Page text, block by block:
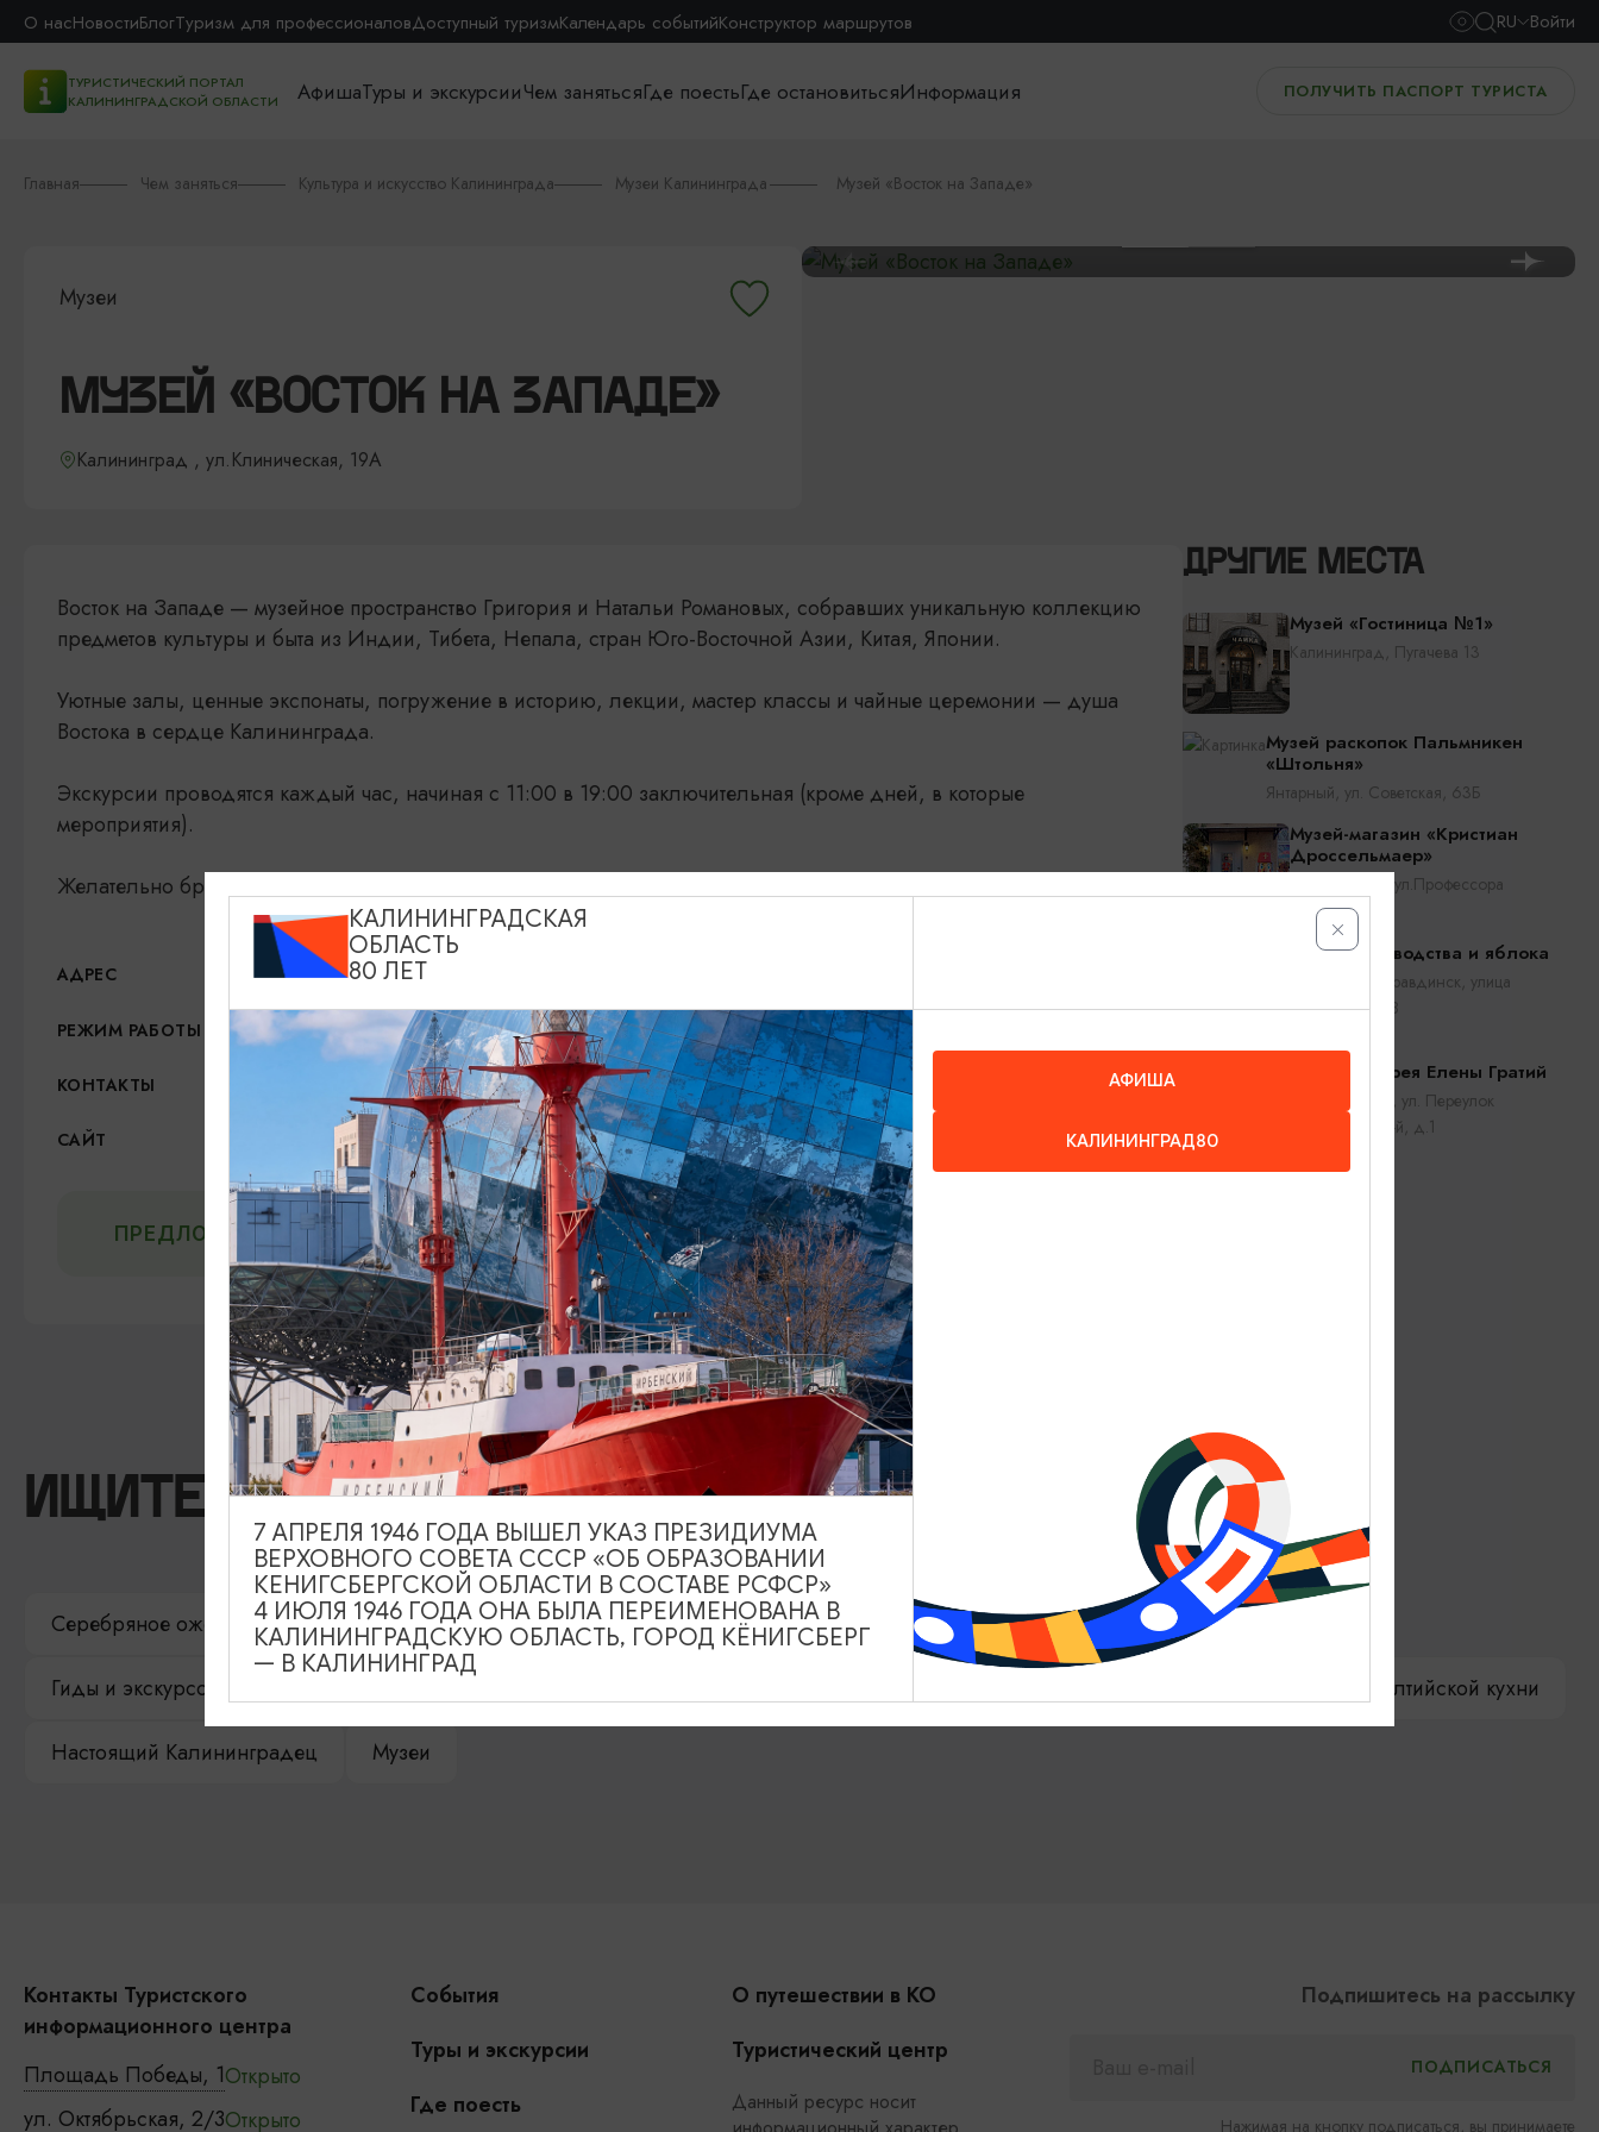
О насНовостиБлогТуризм для профессионаловДоступный туризмКалендарь событийКонструктор маршрутов RU Войти
ТУРИСТИЧЕСКИЙ ПОРТАЛ
КАЛИНИНГРАДСКОЙ ОБЛАСТИ
АфишаТуры и экскурсииЧем занятьсяГде поестьГде остановитьсяИнформация ПОЛУЧИТЬ ПАСПОРТ ТУРИСТА
Главная Чем заняться Культура и искусство Калининграда Музеи Калининграда Музей «Восток на Западе»
Музеи
МУЗЕЙ «ВОСТОК НА ЗАПАДЕ»
Калининград , ул.Клиническая, 19А
Восток на Западе — музейное пространство Григория и Натальи Романовых, собравших уникальную коллекцию
предметов культуры и быта из Индии, Тибета, Непала, стран Юго-Восточной Азии, Китая, Японии.
Уютные залы, ценные экспонаты, погружение в историю, лекции, мастер классы и чайные церемонии — душа
Востока в сердце Калининграда.
Экскурсии проводятся каждый час, начиная с 11:00 в 19:00 заключительная (кроме дней, в которые
мероприятия).
Желательно бронировать по телефону заранее +7 931 616 08 88
АДРЕС ул.Клиническая, 19А,
РЕЖИМ РАБОТЫ Пн, ср-Вскр: 11:00-19:00 Вторник - выходной
КОНТАКТЫ +7 (931) 616-08-88
САЙТ ВКонтакте
ПРЕДЛОЖИТЬ ИНФОРМАЦИЮ
ДРУГИЕ МЕСТА
Музей «Гостиница №1»
Калининград, Пугачева 13
Музей раскопок Пальмникен
«Штольня»
Янтарный, ул. Советская, 63Б
Музей-магазин «Кристиан
Дроссельмаер»
Калининград, ул.Профессора
Баранова 36
Музей садоводства и яблока
Правдинск, Правдинск, улица
Школьная д. 8
Музей-галерея Елены Гратий
Зеленоградск, ул. Переулок
Московский 3-й, д.1
ИЩИТЕ ТАКЖЕ НА НАШЕМ САЙТЕ
Серебряное ожерелье Электронная виза Туры и экскурсии Афиша мероприятий Сувениры Гостевая книга
Гиды и экскурсоводы Компас Балтийской кухни
Настоящий Калининградец Музеи
Контакты Туристского
информационного центра
Площадь Победы, 1Открыто
ул. Октябрьская, 2/3Открыто
События
Туры и экскурсии
Где поесть
О путешествии в КО
Туристический центр
Данный ресурс носит
Подпишитесь на рассылку
Нажимая на кнопку подписаться, вы принимаете
КАЛИНИНГРАДСКАЯ
ОБЛАСТЬ
80 ЛЕТ
АФИША
КАЛИНИНГРАД80
7 АПРЕЛЯ 1946 ГОДА ВЫШЕЛ УКАЗ ПРЕЗИДИУМА
ВЕРХОВНОГО СОВЕТА СССР «ОБ ОБРАЗОВАНИИ
КЕНИГСБЕРГСКОЙ ОБЛАСТИ В СОСТАВЕ РСФСР»
4 ИЮЛЯ 1946 ГОДА ОНА БЫЛА ПЕРЕИМЕНОВАНА В
КАЛИНИНГРАДСКУЮ ОБЛАСТЬ, ГОРОД КЁНИГСБЕРГ
— В КАЛИНИНГРАД